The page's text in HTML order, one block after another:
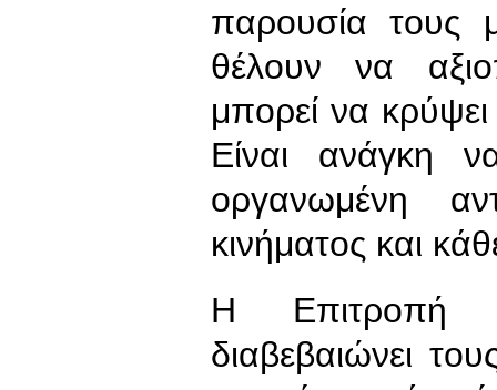
παρουσία τους
θέλουν να
μπορεί να
Είναι ανάγκη
οργανωμένη
κινήματος και
Η Επιτροπή
διαβεβαιώνει